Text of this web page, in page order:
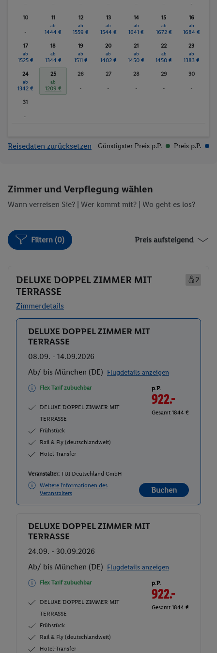
-
10
-
11
ab
1444 €
12
ab
1559 €
13
ab
1544 €
14
ab
1641 €
15
ab
1672 €
16
ab
1684 €
17
ab
1525 €
18
ab
1344 €
19
ab
1511 €
20
ab
1402 €
21
ab
1450 €
22
ab
1450 €
23
ab
1383 €
24
ab
1342 €
25
ab
1209 €
26
-
27
-
28
-
29
-
30
-
31
-
Reisedaten zurücksetzen Günstigster Preis p.P. Preis p.P.
Zimmer und Verpflegung wählen
Wann verreisen Sie? | Wer kommt mit? | Wo geht es los?
Filtern (0) Preis aufsteigend
DELUXE DOPPEL ZIMMER MIT
TERRASSE
2
Zimmerdetails
Buchen
DELUXE DOPPEL ZIMMER MIT
TERRASSE
08.09. - 14.09.2026
Ab/ bis München (DE) Flugdetails anzeigen
Flex Tarif zubuchbar
DELUXE DOPPEL ZIMMER MIT
TERRASSE
Frühstück
Rail & Fly (deutschlandweit)
Hotel-Transfer
p.P.
922.-
Gesamt 1844 €
Veranstalter: TUI Deutschland GmbH
Weitere Informationen des
Veranstalters
Buchen
Buchen
DELUXE DOPPEL ZIMMER MIT
TERRASSE
24.09. - 30.09.2026
Ab/ bis München (DE) Flugdetails anzeigen
Flex Tarif zubuchbar
DELUXE DOPPEL ZIMMER MIT
TERRASSE
Frühstück
Rail & Fly (deutschlandweit)
Hotel-Transfer
p.P.
922.-
Gesamt 1844 €